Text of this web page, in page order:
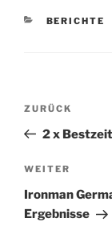
BERICHTE
Vorheriger
Beitrag
ZURÜCK
2 x
Nächster
Beitrag
WEITER
Ironman
Ergebnisse